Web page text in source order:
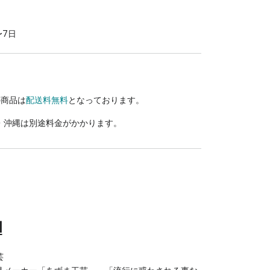
日
品は配送料無料となっております。
縄は別途料金がかかります。